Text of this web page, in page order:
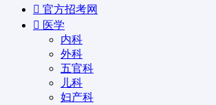
官方招考网
医学
内科
外科
五官科
儿科
妇产科